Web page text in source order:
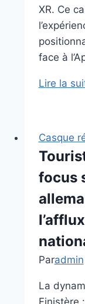
XR. Ce
face à
Lire la
Casque
focus
Paradmin
La
Finistère